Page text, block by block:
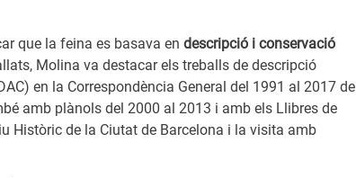
que la feina es basava en descripció i conservació
Molina va destacar els treballs de descripció
en la Correspondència General del 1991 al 2017 de
amb plànols del 2000 al 2013 i amb els Llibres de
Històric de la Ciutat de Barcelona i la visita amb